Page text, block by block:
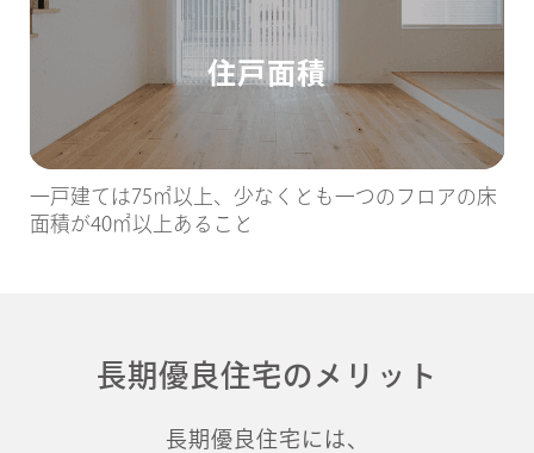
住戸面積
一戸建ては75㎡以上、少なくとも一つのフロアの床
面積が40㎡以上あること
長期優良住宅のメリット
長期優良住宅には、